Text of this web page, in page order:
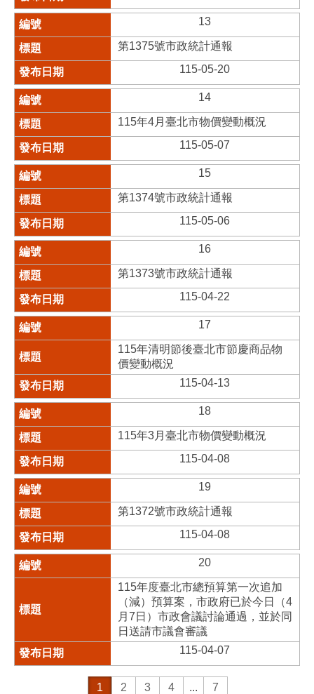
13
第1375號市政統計通報
115-05-20
14
115年4月臺北市物價變動概況
115-05-07
15
第1374號市政統計通報
115-05-06
16
第1373號市政統計通報
115-04-22
17
115年清明節後臺北市節慶商品物
價變動概況
115-04-13
18
115年3月臺北市物價變動概況
115-04-08
19
第1372號市政統計通報
115-04-08
20
115年度臺北市總預算第一次追加
（減）預算案，市政府已於今日（4
月7日）市政會議討論通過，並於同
日送請市議會審議
115-04-07
1 2 3 4 ... 7